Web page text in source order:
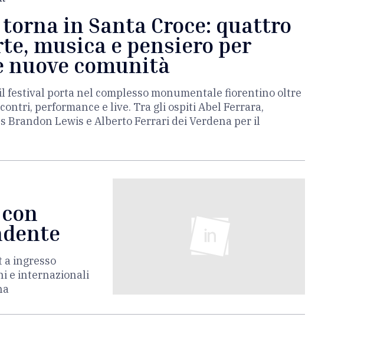
in Santa Croce: quattro
musica e pensiero per
nuove comunità
festival porta nel complesso monumentale fiorentino oltre
performance e live. Tra gli ospiti Abel Ferrara,
Brandon Lewis e Alberto Ferrari dei Verdena per il
a ingresso
e internazionali